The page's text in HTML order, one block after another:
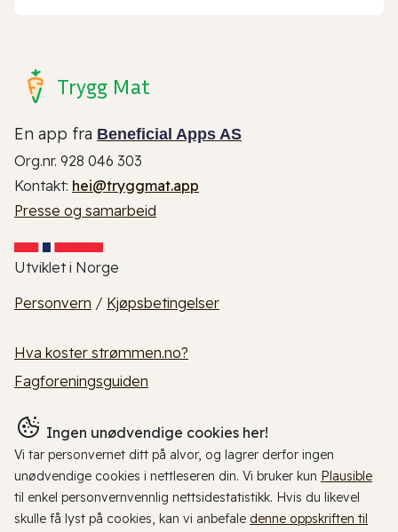
Trygg Mat
En app fra Beneficial Apps AS
Org.nr. 928 046 303
Kontakt: hei@tryggmat.app
Presse og samarbeid
Utviklet i Norge
Personvern / Kjøpsbetingelser
Hva koster strømmen.no?
Fagforeningsguiden
Ingen unødvendige cookies her!
Vi tar personvernet ditt på alvor, og lagrer derfor ingen
unødvendige cookies i nettleseren din. Vi bruker kun Plausible
til enkel personvernvennlig nettsidestatistikk. Hvis du likevel
skulle få lyst på cookies, kan vi anbefale denne oppskriften til